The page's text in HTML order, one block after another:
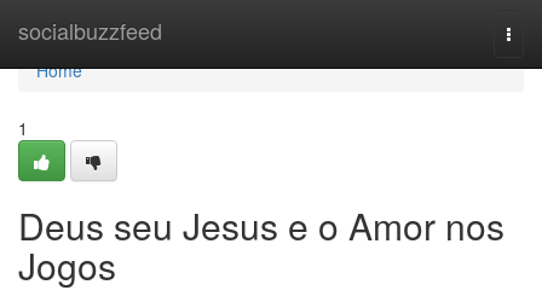
socialbuzzfeed
Home
Home
1
Deus seu Jesus e o Amor nos
Jogos